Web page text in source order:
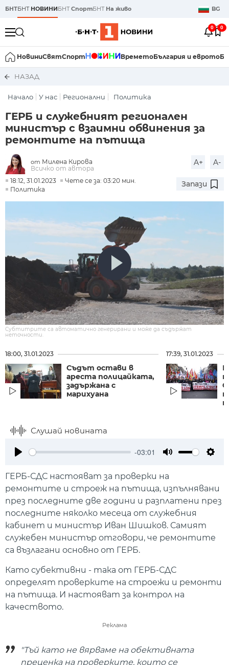
БНТБНТ НОВИНИБНТСпортБНТ На живо BG
0 0
НовиниСвятСпорт ВреметоБългария и еврото
НАЗАД
Начало У нас Регионални Политика
ГЕРБ и служебният регионален
министър с взаимни обвинения за
ремонтите на пътища
от Милена Кирова
Всичко от автора
A+ A-
18:12, 31.01.2023
Чете се за: 03:20 мин.
Политика
Запази
Субтитрите са автоматично генерирани и може да съдържат
неточности.
18:00, 31.01.2023
Съдът остави в
ареста полицайката,
задържана с
марихуана
17:39, 31.01.2023
Слушай новината
-03:01
ГЕРБ-СДС настояват за проверки на
ремонтите и строеж на пътища, изпълнявани
през последните две години и разплатени през
последните няколко месеца от служебния
кабинет и министър Иван Шишков. Самият
служебен министър отговори, че ремонтите
са възлагани основно от ГЕРБ.
Като субективни - така от ГЕРБ-СДС
определят проверките на строежи и ремонти
на пътища. И настояват за контрол на
качеството.
Реклама
"Тъй като не вярваме на обективната
преценка на проверките, които се